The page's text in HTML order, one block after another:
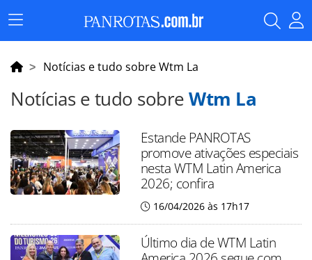
Menu
Principal
Notícias e tudo sobre Wtm La
Notícias e tudo sobreWtm La
Estande PANROTAS
promove ativações especiais
nesta WTM Latin America
2026; confira
16/04/2026 às 17h17
Último dia de WTM Latin